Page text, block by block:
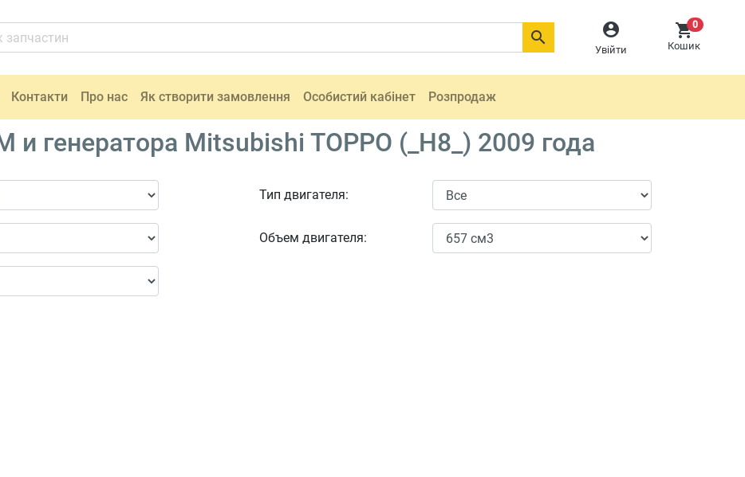

Увійти
0
Кошик

Контакти Про нас Як створити замовлення Особистий кабінет Розпродаж
генератора Mitsubishi TOPPO (_H8_) 2009 года
Тип двигателя:
Объем двигателя: